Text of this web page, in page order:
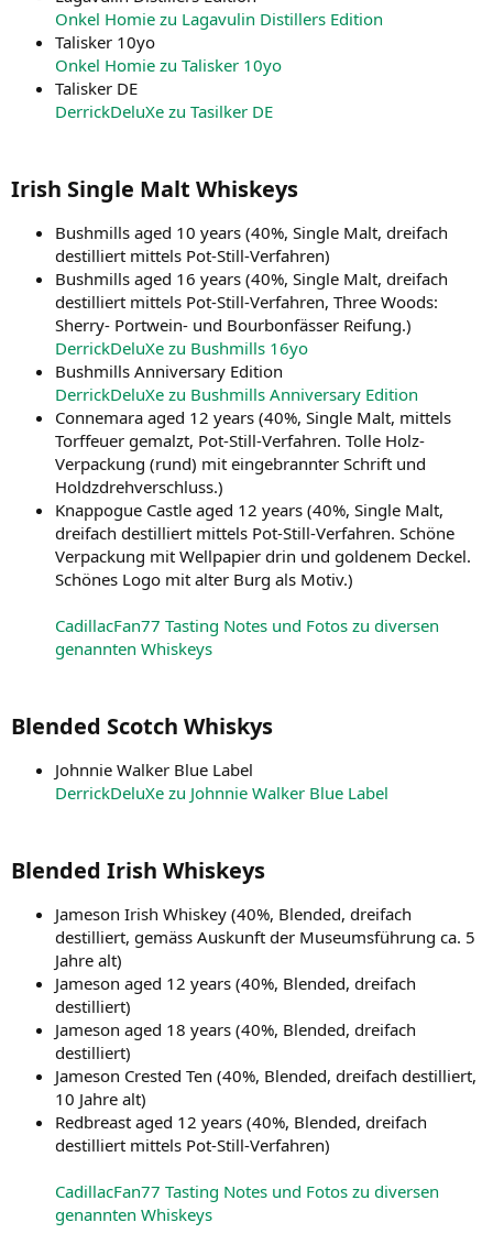
Onkel Homie zu Lagavulin Distillers Edition
Talisker 10yo
Onkel Homie zu Talisker 10yo
Talisker DE
DerrickDeluXe zu Tasilker DE
Irish Single Malt Whiskeys​
Bushmills aged 10 years (40%, Single Malt, dreifach
destilliert mittels Pot-Still-Verfahren)
Bushmills aged 16 years (40%, Single Malt, dreifach
destilliert mittels Pot-Still-Verfahren, Three Woods:
Sherry- Portwein- und Bourbonfässer Reifung.)
DerrickDeluXe zu Bushmills 16yo
Bushmills Anniversary Edition
DerrickDeluXe zu Bushmills Anniversary Edition
Connemara aged 12 years (40%, Single Malt, mittels
Torffeuer gemalzt, Pot-Still-Verfahren. Tolle Holz-
Verpackung (rund) mit eingebrannter Schrift und
Holdzdrehverschluss.)
Knappogue Castle aged 12 years (40%, Single Malt,
dreifach destilliert mittels Pot-Still-Verfahren. Schöne
Verpackung mit Wellpapier drin und goldenem Deckel.
Schönes Logo mit alter Burg als Motiv.)
CadillacFan77 Tasting Notes und Fotos zu diversen
genannten Whiskeys
Blended Scotch Whiskys​
Johnnie Walker Blue Label
DerrickDeluXe zu Johnnie Walker Blue Label
Blended Irish Whiskeys​
Jameson Irish Whiskey (40%, Blended, dreifach
destilliert, gemäss Auskunft der Museumsführung ca. 5
Jahre alt)
Jameson aged 12 years (40%, Blended, dreifach
destilliert)
Jameson aged 18 years (40%, Blended, dreifach
destilliert)
Jameson Crested Ten (40%, Blended, dreifach destilliert,
10 Jahre alt)
Redbreast aged 12 years (40%, Blended, dreifach
destilliert mittels Pot-Still-Verfahren)
CadillacFan77 Tasting Notes und Fotos zu diversen
genannten Whiskeys